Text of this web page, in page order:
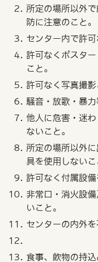
所定の場所以外
防に注意のこと。
センター内で許可
許可なくポスタ
こと。
許可なく写真撮影
騒音・放歌・暴力
他人に危害・迷
ないこと。
所定の場所以外
具を使用しないこ
許可なく付属設備
非常口・消火設
いこと。
センターの内外を
食事、飲物の持込